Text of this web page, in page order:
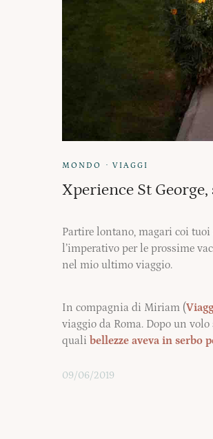
MONDO · VIAGGI
Xperience St
Partire lontano, magari coi
l’imperativo per le prossime
nel mio ultimo viaggio.
In compagnia di Miriam (
viaggio da Roma. Dopo un
quali bellezze aveva in serbo
09/06/2019